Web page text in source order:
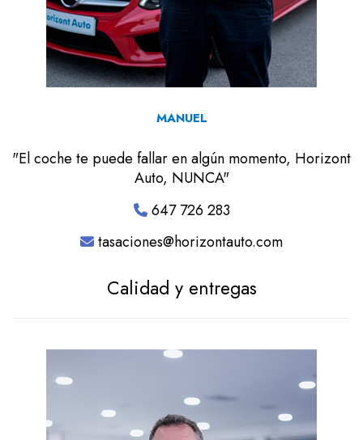
MANUEL
"El coche te puede fallar en algún momento, Horizont
Auto, NUNCA"
647 726 283
tasaciones@horizontauto.com
Calidad y entregas